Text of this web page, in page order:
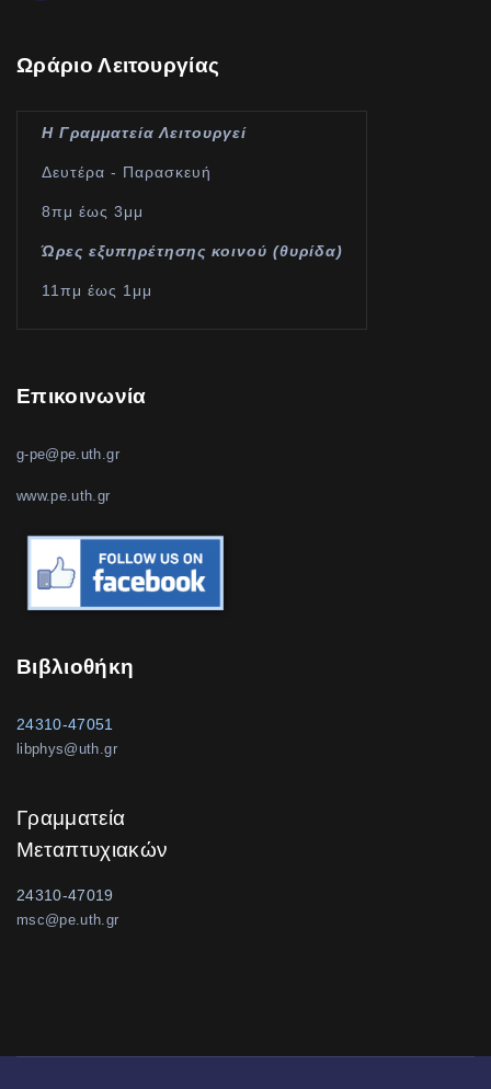
Ωράριο Λειτουργίας
Η Γραμματεία Λειτουργεί
Δευτέρα - Παρασκευή
8πμ έως 3μμ
Ώρες εξυπηρέτησης κοινού (θυρίδα)
11πμ έως 1μμ
Επικοινωνία
g-pe@pe.uth.gr
www.pe.uth.gr
Βιβλιοθήκη
24310-47051
libphys@uth.gr
Γραμματεία
Μεταπτυχιακών
24310-47019
msc@pe.uth.gr